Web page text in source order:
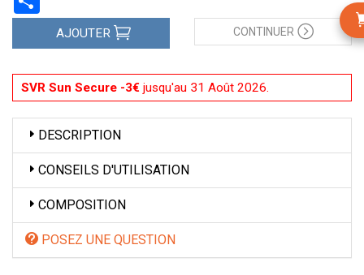
AJOUTER CONTINUER
SVR Sun Secure -3€ jusqu'au 31 Août 2026.
DESCRIPTION
CONSEILS D'UTILISATION
COMPOSITION
POSEZ UNE QUESTION